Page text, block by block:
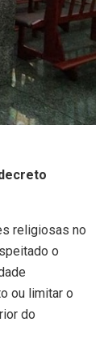
religiosas no
o
ou limitar o
do